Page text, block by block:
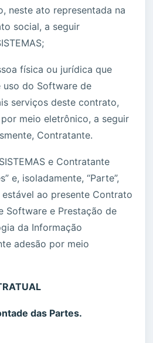
neste ato representada na
social, a seguir
física ou jurídica que
uso do Software de
serviços deste contrato,
meio eletrônico, a seguir
Contratante.
e Contratante
e, isoladamente, “Parte”,
ao presente Contrato
Software e Prestação de
da Informação
adesão por meio
das Partes.